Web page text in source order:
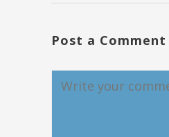
Post a Comment